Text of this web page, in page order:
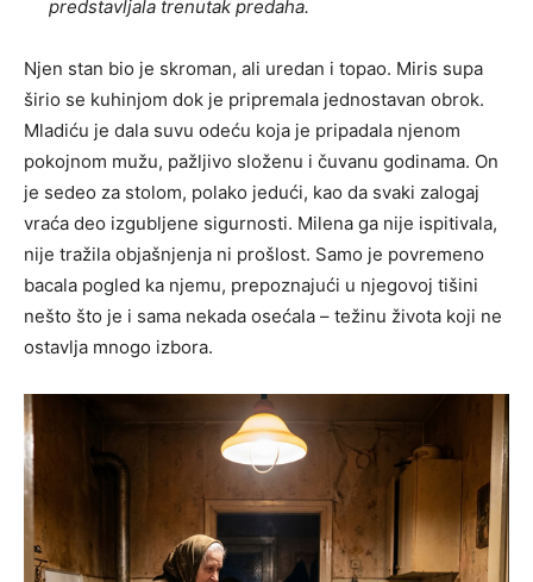
predstavljala trenutak predaha.
Njen stan bio je skroman, ali uredan i topao. Miris supa
širio se kuhinjom dok je pripremala jednostavan obrok.
Mladiću je dala suvu odeću koja je pripadala njenom
pokojnom mužu, pažljivo složenu i čuvanu godinama. On
je sedeo za stolom, polako jedući, kao da svaki zalogaj
vraća deo izgubljene sigurnosti. Milena ga nije ispitivala,
nije tražila objašnjenja ni prošlost. Samo je povremeno
bacala pogled ka njemu, prepoznajući u njegovoj tišini
nešto što je i sama nekada osećala – težinu života koji ne
ostavlja mnogo izbora.